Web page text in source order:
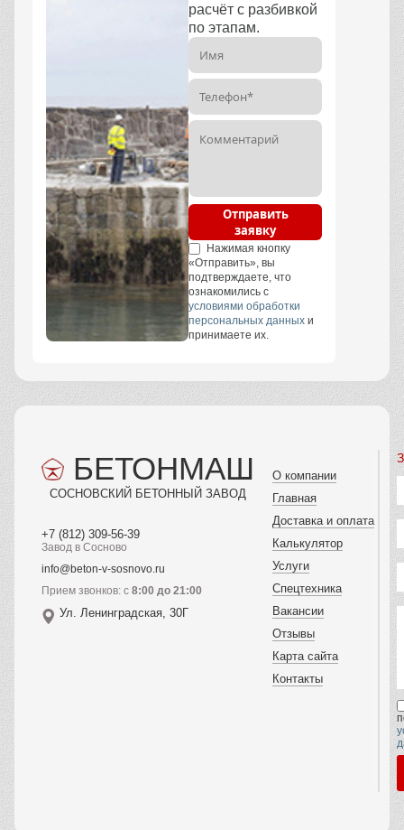
расчёт с разбивкой
по этапам.
Отправить
заявку
Нажимая кнопку
«Отправить», вы
подтверждаете, что
ознакомились с
условиями обработки
персональных данных и
принимаете их.
БЕТОНМАШ
СОСНОВСКИЙ БЕТОННЫЙ ЗАВОД
+7 (812) 309-56-39
Завод в Сосново
info@beton-v-sosnovo.ru
Прием звонков: с 8:00 до 21:00
Ул. Ленинградская, 30Г
О компании
Главная
Доставка и оплата
Калькулятор
Услуги
Спецтехника
Вакансии
Отзывы
Карта сайта
Контакты